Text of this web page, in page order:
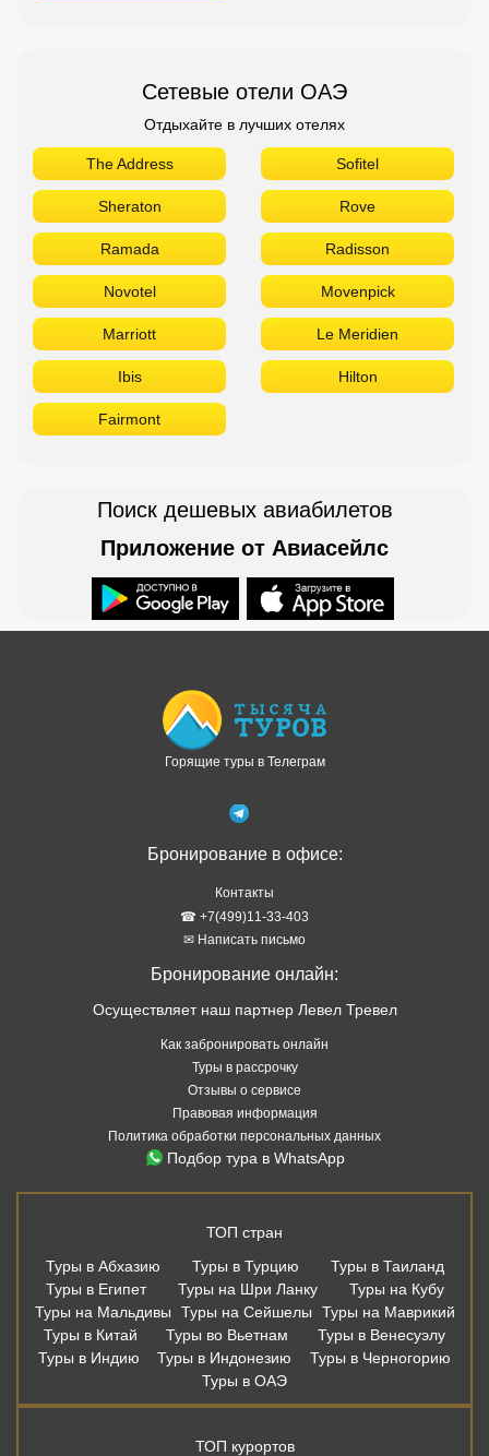
Сетевые отели ОАЭ
Отдыхайте в лучших отелях
The Address Sofitel
Sheraton Rove
Ramada Radisson
Novotel Movenpick
Marriott Le Meridien
Ibis Hilton
Fairmont
Поиск дешевых авиабилетов
Приложение от Авиасейлс
Горящие туры в Телеграм
Бронирование в офисе:
Контакты
☎ +7(499)11-33-403
✉ Написать письмо
Бронирование онлайн:
Осуществляет наш партнер Левел Тревел
Как забронировать онлайн
Туры в рассрочку
Отзывы о сервисе
Правовая информация
Политика обработки персональных данных
Подбор тура в WhatsApp
ТОП стран
Туры в Абхазию
Туры в Турцию
Туры в Таиланд
Туры в Египет
Туры на Шри Ланку
Туры на Кубу
Туры на Мальдивы
Туры на Сейшелы
Туры на Маврикий
Туры в Китай
Туры во Вьетнам
Туры в Венесуэлу
Туры в Индию
Туры в Индонезию
Туры в Черногорию
Туры в ОАЭ
ТОП курортов